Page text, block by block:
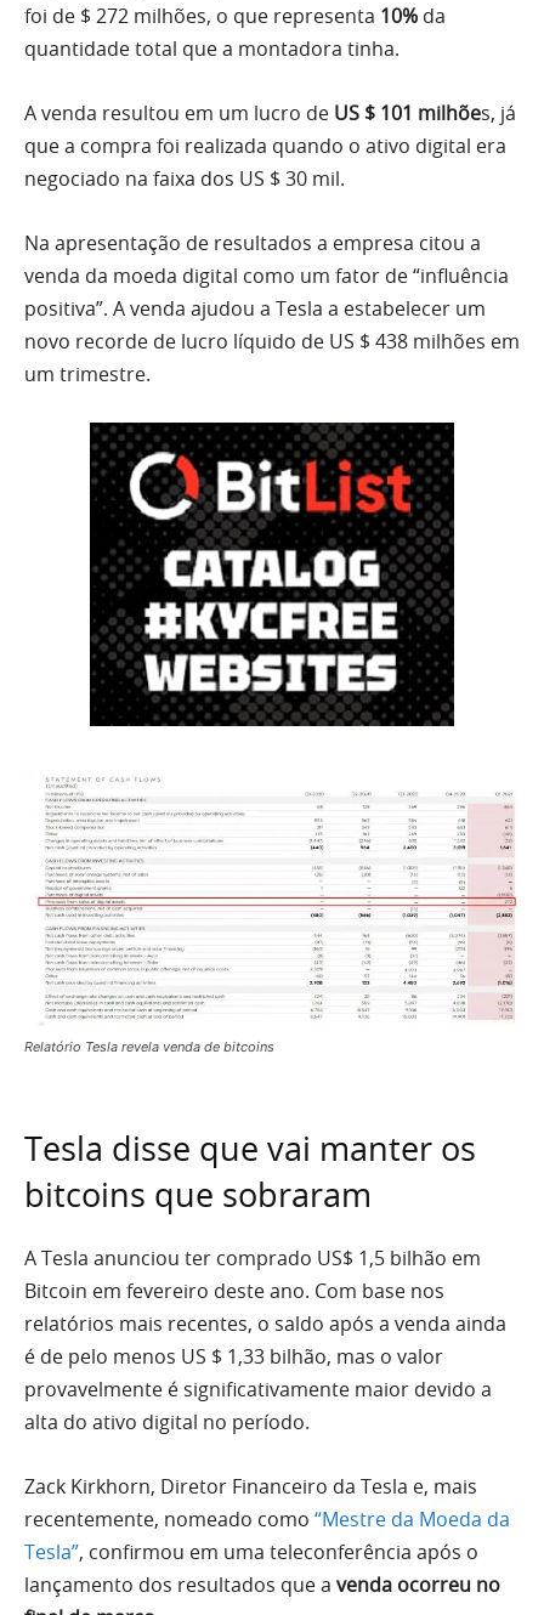
foi de $ 272 milhões, o que representa 10% da
quantidade total que a montadora tinha.
A venda resultou em um lucro de US $ 101 milhões, já
que a compra foi realizada quando o ativo digital era
negociado na faixa dos US $ 30 mil.
Na apresentação de resultados a empresa citou a
venda da moeda digital como um fator de “influência
positiva”. A venda ajudou a Tesla a estabelecer um
novo recorde de lucro líquido de US $ 438 milhões em
um trimestre.
Relatório Tesla revela venda de bitcoins
Tesla disse que vai manter os
bitcoins que sobraram
A Tesla anunciou ter comprado US$ 1,5 bilhão em
Bitcoin em fevereiro deste ano. Com base nos
relatórios mais recentes, o saldo após a venda ainda
é de pelo menos US $ 1,33 bilhão, mas o valor
provavelmente é significativamente maior devido a
alta do ativo digital no período.
Zack Kirkhorn, Diretor Financeiro da Tesla e, mais
recentemente, nomeado como “Mestre da Moeda da
Tesla”, confirmou em uma teleconferência após o
lançamento dos resultados que a venda ocorreu no